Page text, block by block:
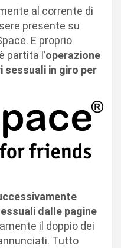
al corrente di
presente su
E proprio
partita l’operazione
sessuali in giro per
dalle pagine
il doppio dei
Tutto